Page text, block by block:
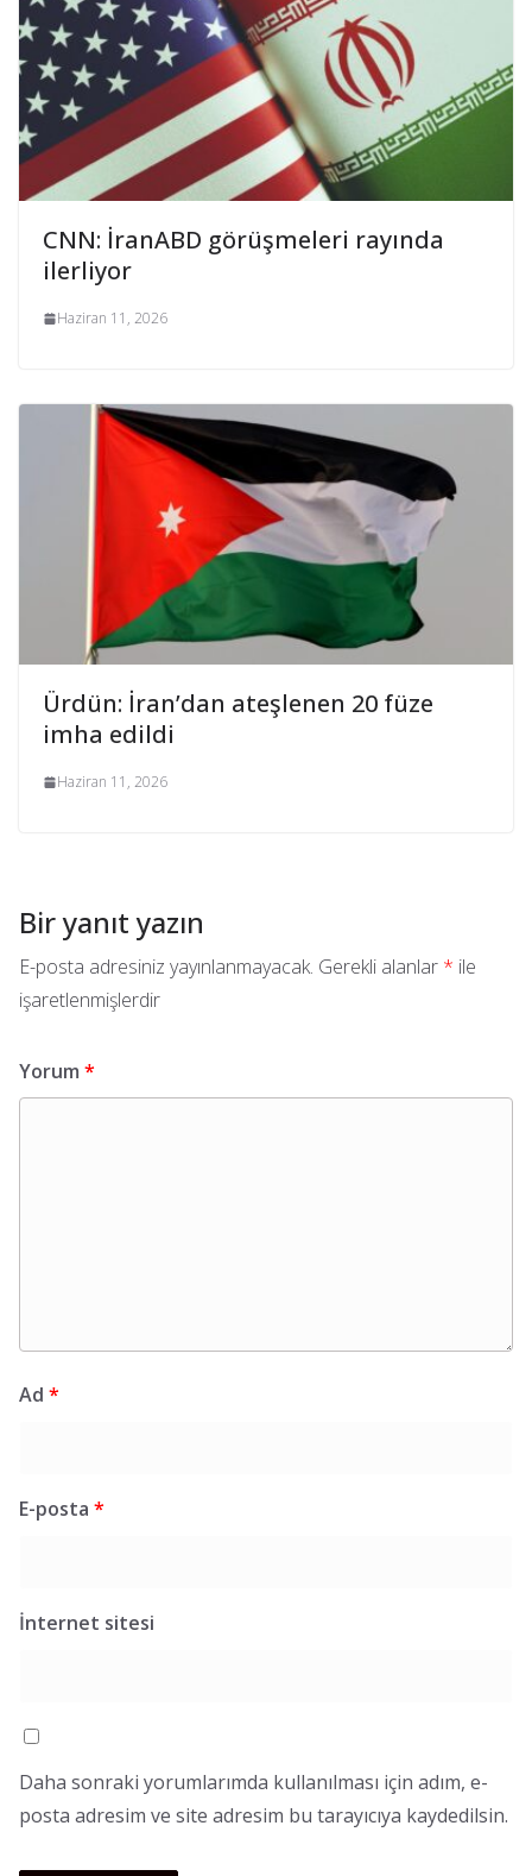
CNN: İranABD görüşmeleri rayında
ilerliyor
Haziran 11, 2026
Ürdün: İran’dan ateşlenen 20 füze
imha edildi
Haziran 11, 2026
Bir yanıt yazın
E-posta adresiniz yayınlanmayacak. Gerekli alanlar * ile
işaretlenmişlerdir
Yorum *
Ad *
E-posta *
İnternet sitesi
Daha sonraki yorumlarımda kullanılması için adım, e-
posta adresim ve site adresim bu tarayıcıya kaydedilsin.